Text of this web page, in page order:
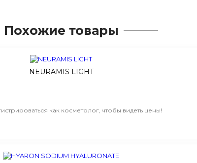
Похожие товары
NEURAMIS LIGHT
как косметолог, чтобы видеть цены!